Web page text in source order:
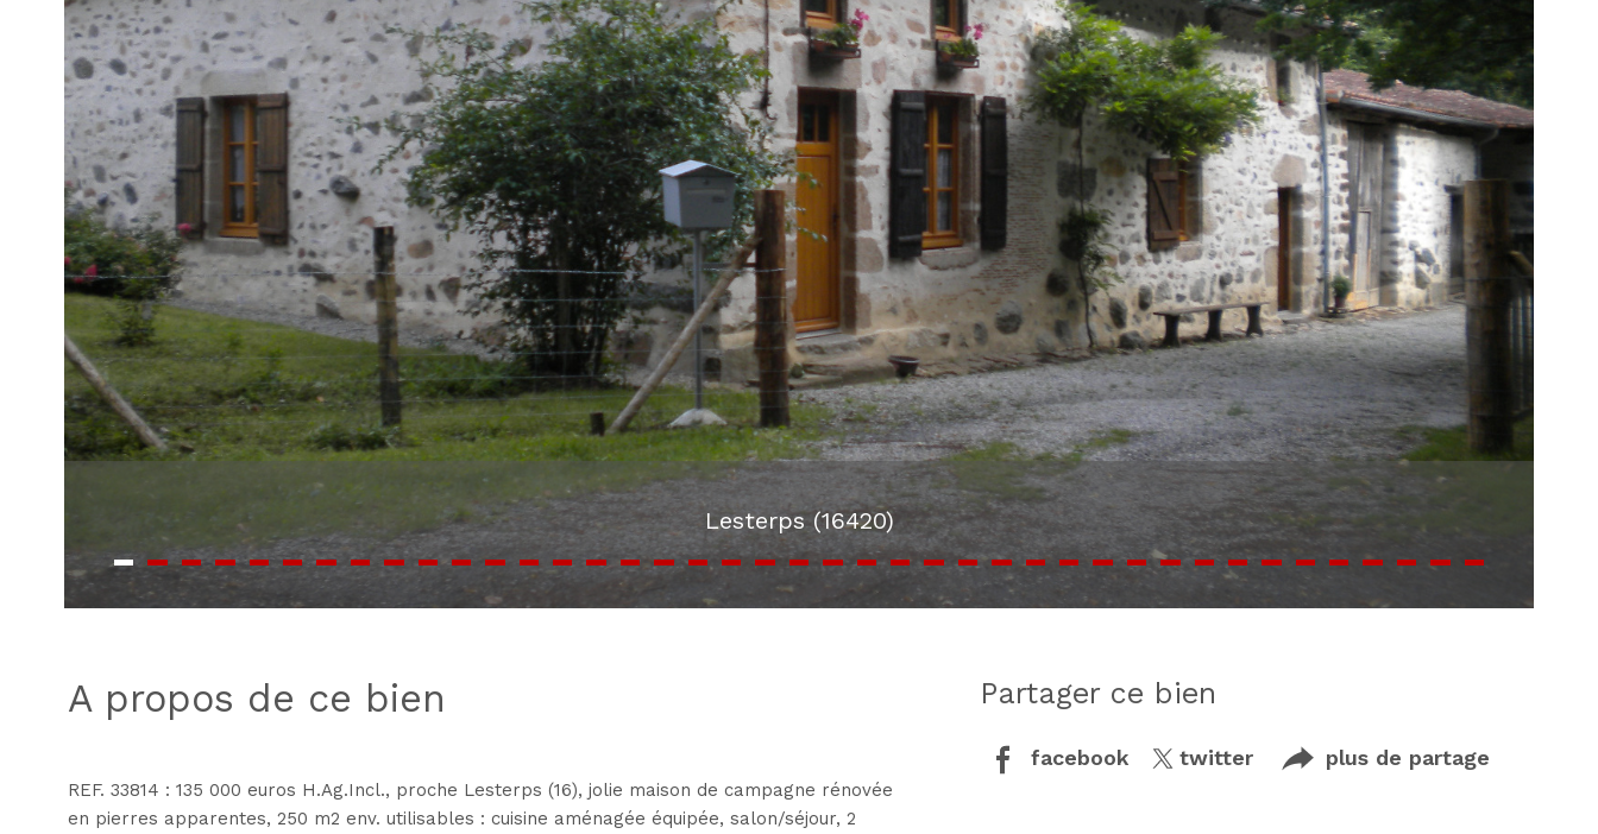
Lesterps (16420)
a propos de ce bien
REF. 33814 : 135 000 euros H.Ag.Incl., proche Lesterps (16), jolie maison de campagne rénovée
en pierres apparentes, 250 m2 env. utilisables : cuisine aménagée équipée, salon/séjour, 2
partager ce bien
facebook twitter plus de partage